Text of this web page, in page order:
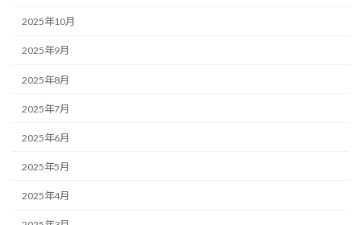
2025年10月
2025年9月
2025年8月
2025年7月
2025年6月
2025年5月
2025年4月